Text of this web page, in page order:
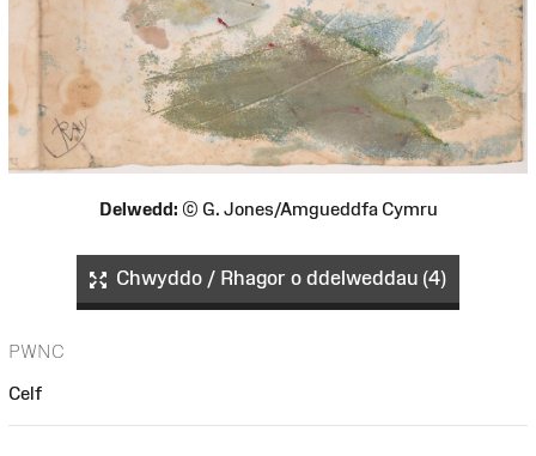
Delwedd: © G. Jones/Amgueddfa Cymru
Chwyddo / Rhagor o ddelweddau (4)
PWNC
Celf